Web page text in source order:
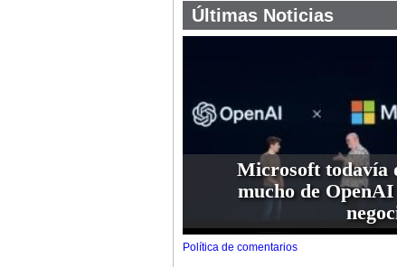
Últimas Noticias
Microsoft todavía
mucho de
Política de comentarios